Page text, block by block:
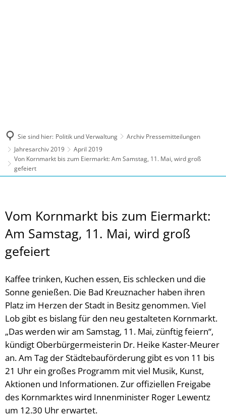
Sie sind hier: Politik und Verwaltung
Archiv Pressemitteilungen
Jahresarchiv 2019
April 2019
Von Kornmarkt bis zum Eiermarkt: Am Samstag, 11. Mai, wird groß
gefeiert
Vom Kornmarkt bis zum Eiermarkt:
Am Samstag, 11. Mai, wird groß
gefeiert
Kaffee trinken, Kuchen essen, Eis schlecken und die
Sonne genießen. Die Bad Kreuznacher haben ihren
Platz im Herzen der Stadt in Besitz genommen. Viel
Lob gibt es bislang für den neu gestalteten Kornmarkt.
„Das werden wir am Samstag, 11. Mai, zünftig feiern“,
kündigt Oberbürgermeisterin Dr. Heike Kaster-Meurer
an. Am Tag der Städtebauförderung gibt es von 11 bis
21 Uhr ein großes Programm mit viel Musik, Kunst,
Aktionen und Informationen. Zur offiziellen Freigabe
des Kornmarktes wird Innenminister Roger Lewentz
um 12.30 Uhr erwartet.